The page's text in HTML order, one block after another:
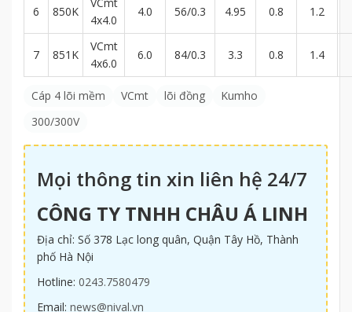
6 850K
4x4.0
4.0 56/0.3 4.95 0.8 1.2
7 851K
VCmt
4x6.0
6.0 84/0.3 3.3 0.8 1.4
Cáp 4 lõi mềm VCmt lõi đồng
Kumho
300/300V
Mọi thông tin xin liên hệ 24/7
CÔNG TY TNHH CHÂU Á LINH
Địa chỉ: Số 378 Lạc long quân, Quận Tây Hồ, Thành
phố Hà Nội
Hotline: 0243.7580479
Email: news@nival.vn